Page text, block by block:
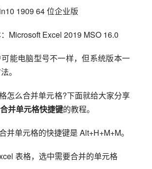
1909 64 位企业版
Microsoft Excel 2019 MSO 16.0
能电脑型号不一样，但系统版本一
。
怎么合并单元格?下面就给大家分享
并单元格快捷键的教程。
并单元格的快捷键是 Alt+H+M+M。
表格，选中需要合并的单元格